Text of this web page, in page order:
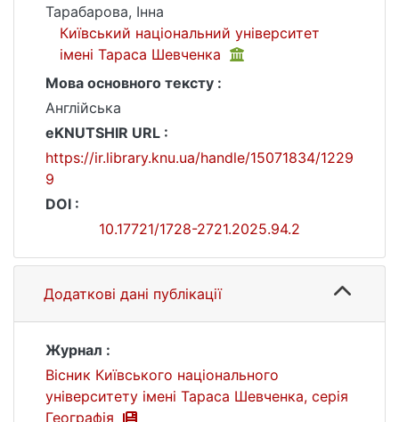
Тарабарова, Інна
Київський національний університет
імені Тараса Шевченка
Мова основного тексту :
Англійська
eKNUTSHIR URL :
https://ir.library.knu.ua/handle/15071834/1229
9
DOI :
10.17721/1728-2721.2025.94.2
Додаткові дані публікації
Журнал :
Вісник Київського національного
університету імені Тараса Шевченка, серія
Географія